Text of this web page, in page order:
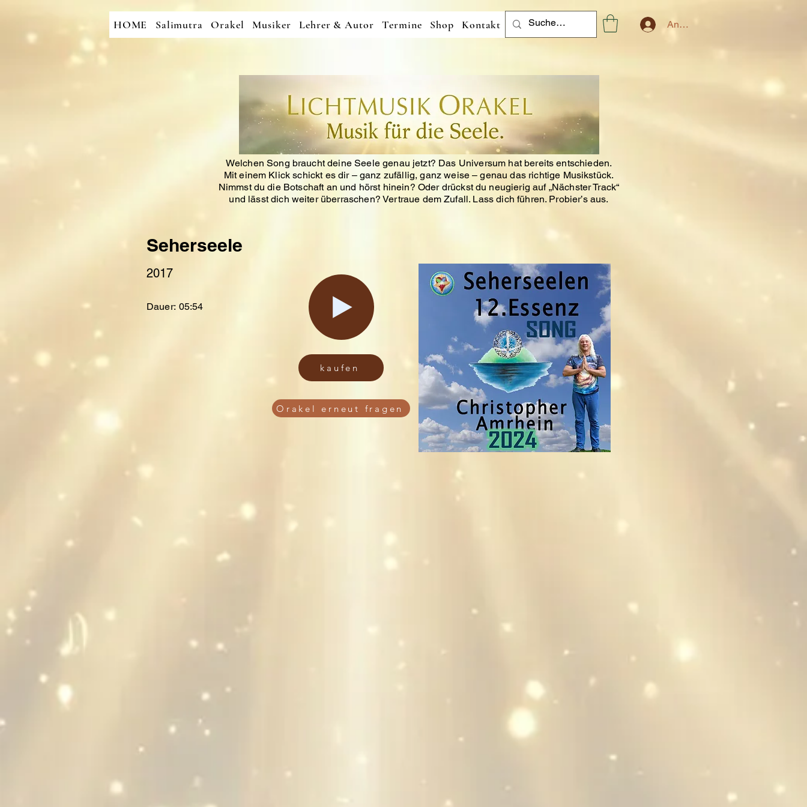
HOME Salimutra Orakel Musiker Lehrer & Autor Termine Shop Kontakt Anmelden
Welchen Song braucht deine Seele genau jetzt? Das Universum hat bereits entschieden.
Mit einem Klick schickt es dir – ganz zufällig, ganz weise – genau das richtige Musikstück.
Nimmst du die Botschaft an und hörst hinein? Oder drückst du neugierig auf „Nächster Track“
und lässt dich weiter überraschen?Vertraue dem Zufall. Lass dich führen. Probier’s aus.
Seherseele
2017
Dauer: 05:54
kaufen
Orakel erneut fragen